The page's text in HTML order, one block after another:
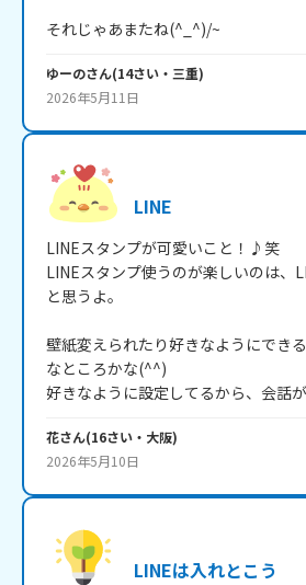
それじゃあまたね(^_^)/~
ゆーのさん(14さい・ 三重)
2026年5月11日
LINE
LINEスタンプが可愛いこと！♪笑
LINEスタンプ使うのが楽しいのは、
と思うよ。
壁紙変えられたり好きなようにでき
なところかな(^^)
好きなように設定してるから、会話
花さん(16さい・ 大阪)
2026年5月10日
LINEは入れとこう